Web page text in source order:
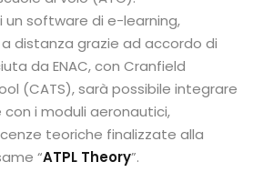
un software di e-learning,
distanza grazie ad accordo di
da ENAC, con Cranfield
(CATS), sarà possibile integrare
con i moduli aeronautici,
teoriche finalizzate alla
“ATPL Theory”.